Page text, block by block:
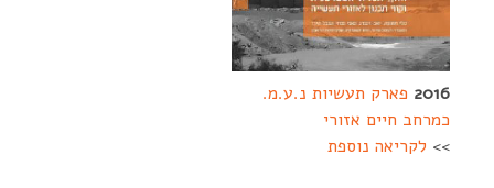
2016 פארק תעשיות נ.ע.מ.
כמרחב חיים אזורי
>> לקריאה נוספת